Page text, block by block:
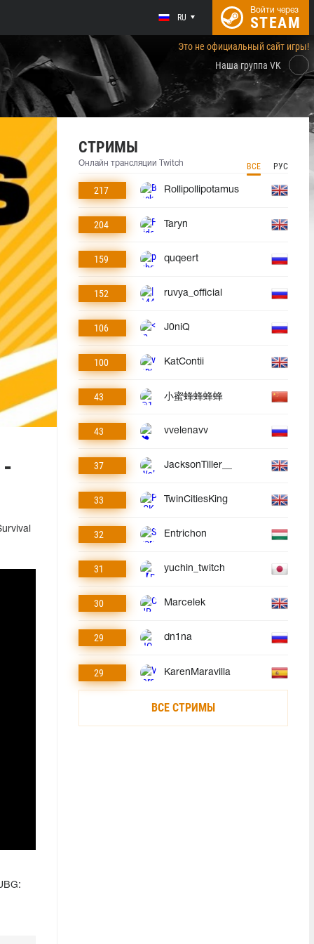
RU
Войти через
STEAM
Это не официальный сайт игры!
Наша группа VK
СТРИМЫ
Онлайн трансляции Twitch ВСЕ РУС
217 Rollipollipotamus
204 Taryn
159 quqeert
152 ruvya_official
106 J0niQ
100 KatContii
43 小蜜蜂蜂蜂蜂
43 vvelenavv
37 JacksonTiller__
33 TwinCitiesKing
32 Entrichon
31 yuchin_twitch
30 Marcelek
29 dn1na
29 KarenMaravilla
ВСЕ СТРИМЫ